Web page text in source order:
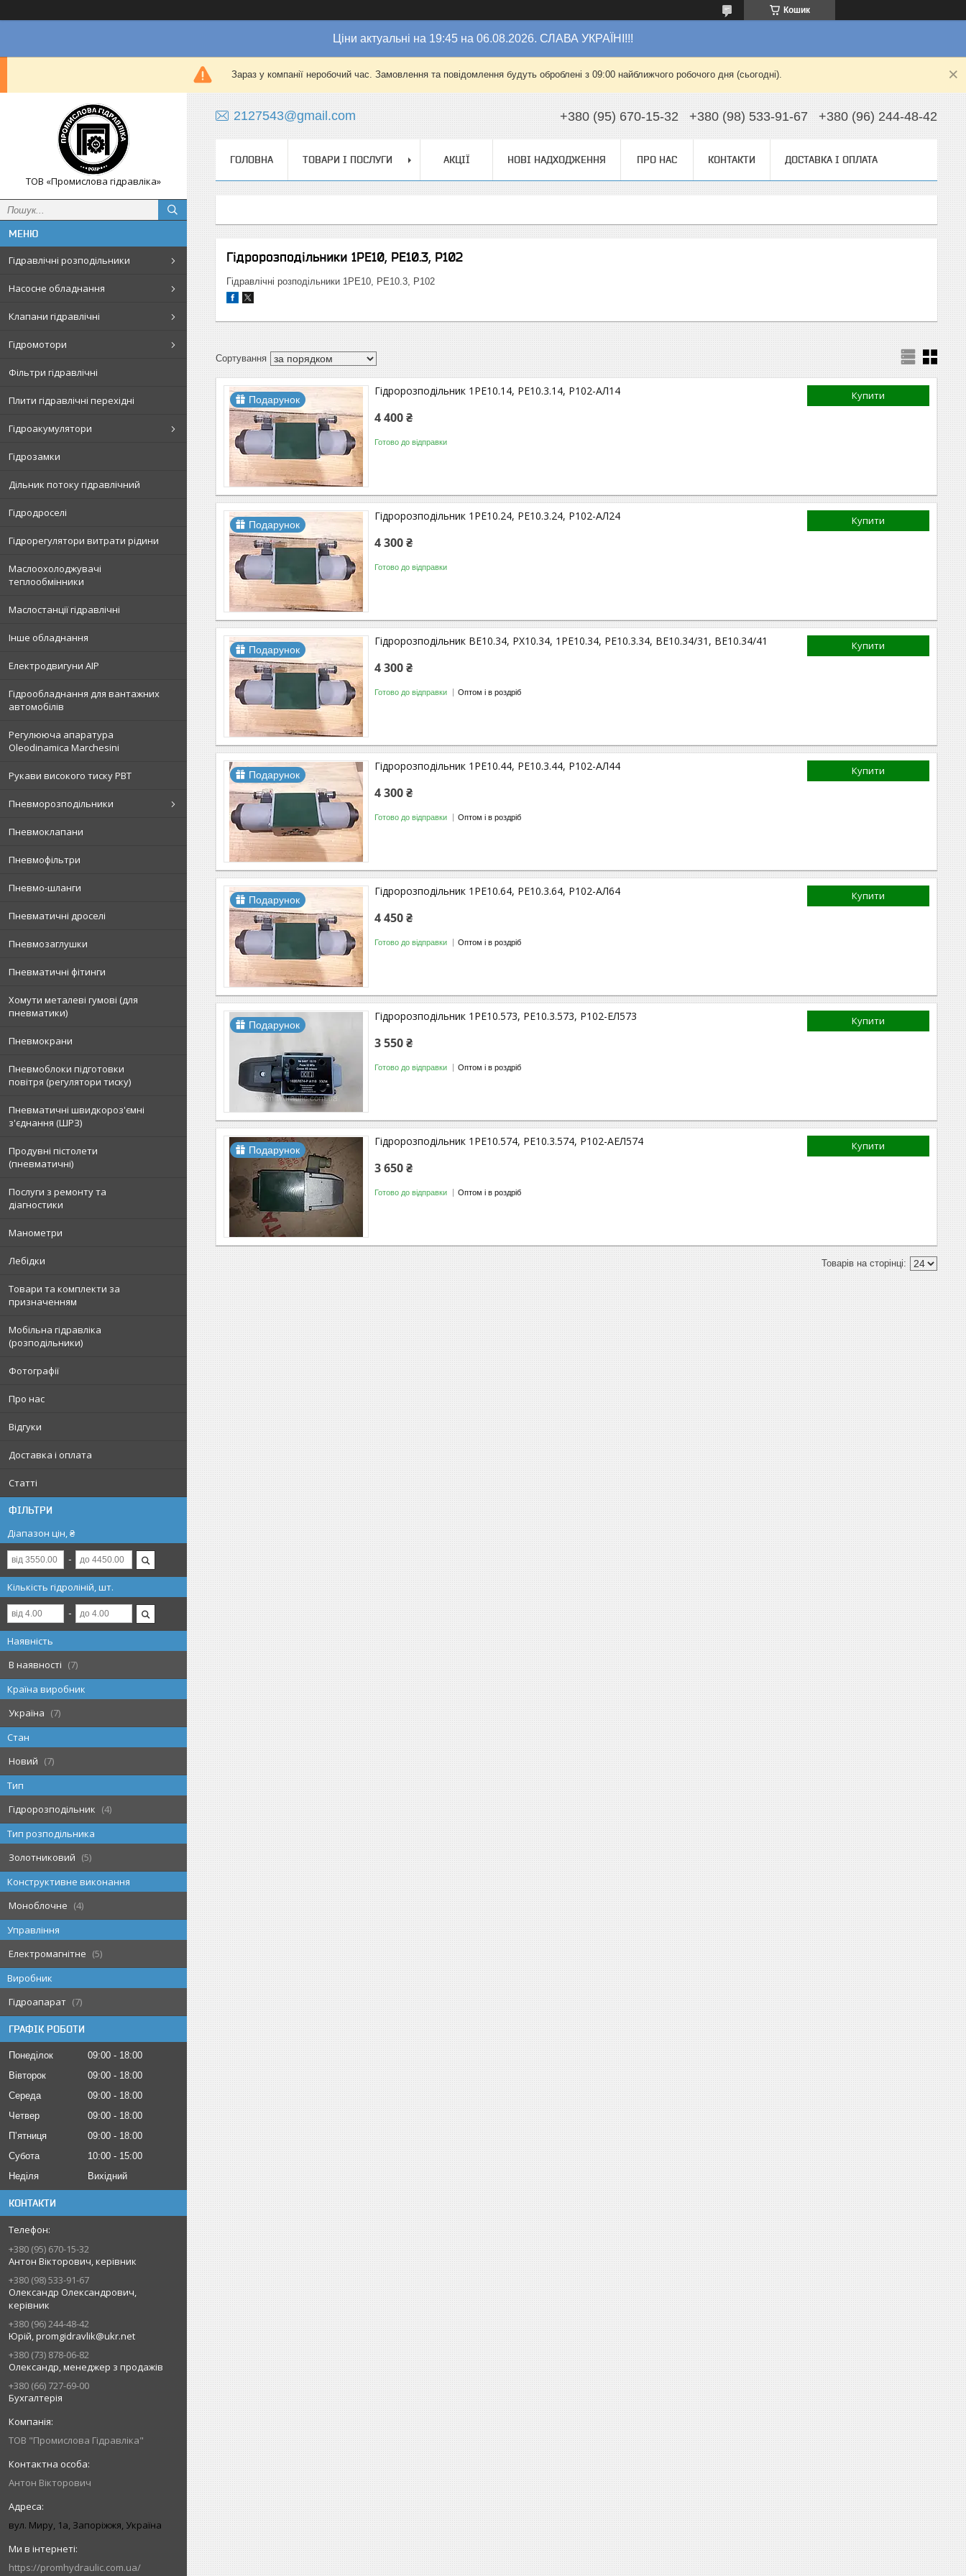
Кошик
Ціни актуальні на 19:45 на 06.08.2026. СЛАВА УКРАЇНІ!!!
Зараз у компанії неробочий час. Замовлення та повідомлення будуть оброблені з 09:00 найближчого робочого дня (сьогодні).
ТОВ «Промислова гідравліка»
Гідравлічні розподільники
Насосне обладнання
Клапани гідравлічні
Гідромотори
Фільтри гідравлічні
Плити гідравлічні перехідні
Гідроакумулятори
Гідрозамки
Дільник потоку гідравлічний
Гідродроселі
Гідрорегулятори витрати рідини
Маслоохолоджувачі
теплообмінники
Маслостанції гідравлічні
Інше обладнання
Електродвигуни АІР
Гідрообладнання для вантажних
автомобілів
Регулююча апаратура
Oleodinamica Marchesini
Рукави високого тиску РВТ
Пневморозподільники
Пневмоклапани
Пневмофільтри
Пневмо-шланги
Пневматичні дроселі
Пневмозаглушки
Пневматичні фітинги
Хомути металеві гумові (для
пневматики)
Пневмокрани
Пневмоблоки підготовки
повітря (регулятори тиску)
Пневматичні швидкороз'ємні
з'єднання (ШРЗ)
Продувні пістолети
(пневматичні)
Послуги з ремонту та
діагностики
Манометри
Лебідки
Товари та комплекти за
призначенням
Мобільна гідравліка
(розподільники)
Фотографії
Про нас
Відгуки
Доставка і оплата
Статті
ФІЛЬТРИ
Діапазон цін, ₴
Кількість гідроліній, шт.
Наявність
В наявності
7
Країна виробник
Україна
7
Стан
Новий
7
Тип
Гідророзподільник
4
Тип розподільника
Золотниковий
5
Конструктивне виконання
Моноблочне
4
Управління
Електромагнітне
5
Виробник
Гідроапарат
7
ГРАФІК РОБОТИ
Понеділок 09:00
18:00
Вівторок
09:00
18:00
Середа
09:00
18:00
Четвер
09:00
18:00
Пʼятниця
09:00
18:00
Субота
10:00
15:00
Неділя
Вихідний
КОНТАКТИ
+380 (95) 670-15-32
Антон Вікторович, керівник
+380 (98) 533-91-67
Олександр Олександрович,
керівник
+380 (96) 244-48-42
Юрій, promgidravlik@ukr.net
+380 (73) 878-06-82
Олександр, менеджер з продажів
+380 (66) 727-69-00
Бухгалтерія
ТОВ "Промислова Гідравліка"
Антон Вікторович
вул. Миру, 1а, Запоріжжя, Україна
https://promhydraulic.com.ua/
2127543@gmail.com +380 (95) 670-15-32 +380 (98) 533-91-67 +380 (96) 244-48-42
ГОЛОВНА ТОВАРИ І ПОСЛУГИ АКЦІЇ НОВІ НАДХОДЖЕННЯ ПРО НАС КОНТАКТИ ДОСТАВКА І ОПЛАТА
Гідророзподільники 1РЕ10, РЕ10.3, Р102
Гідравлічні розподільники 1РЕ10, РЕ10.3, Р102
Подарунок Купити
Гідророзподільник 1РЕ10.14, РЕ10.3.14, Р102-АЛ14
4 400 ₴
Готово до відправки
Подарунок Купити
Гідророзподільник 1РЕ10.24, РЕ10.3.24, Р102-АЛ24
4 300 ₴
Готово до відправки
Подарунок Купити
Гідророзподільник ВЕ10.34, РХ10.34, 1РЕ10.34, РЕ10.3.34, ВЕ10.34/31, ВЕ10.34/41
4 300 ₴
Готово до відправки Оптом і в роздріб
Подарунок Купити
Гідророзподільник 1РЕ10.44, РЕ10.3.44, Р102-АЛ44
4 300 ₴
Готово до відправки Оптом і в роздріб
Подарунок Купити
Гідророзподільник 1РЕ10.64, РЕ10.3.64, Р102-АЛ64
4 450 ₴
Готово до відправки Оптом і в роздріб
Подарунок Купити
Гідророзподільник 1РЕ10.573, РЕ10.3.573, Р102-ЕЛ573
3 550 ₴
Готово до відправки Оптом і в роздріб
Подарунок Купити
Гідророзподільник 1РЕ10.574, РЕ10.3.574, Р102-АЕЛ574
3 650 ₴
Готово до відправки Оптом і в роздріб